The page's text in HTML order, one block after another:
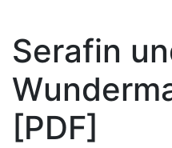
Serafin
[PDF]